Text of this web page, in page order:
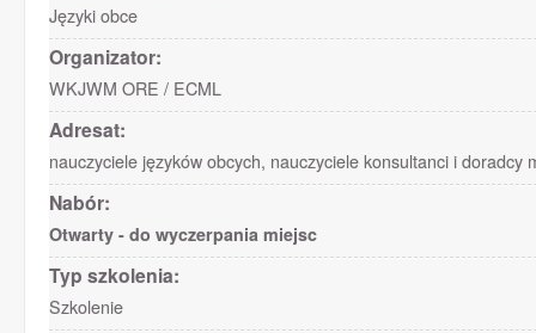
Języki obce
Organizator:
WKJWM ORE / ECML
Adresat:
nauczyciele języków obcych, nauczyciele konsultanci i doradcy
Nabór:
Otwarty - do wyczerpania miejsc
Typ szkolenia:
Szkolenie